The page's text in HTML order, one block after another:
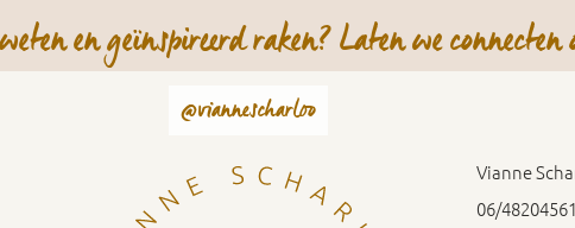
en geïnspireerd raken? Laten we
@viannescharloo
Vianne
06/48204561